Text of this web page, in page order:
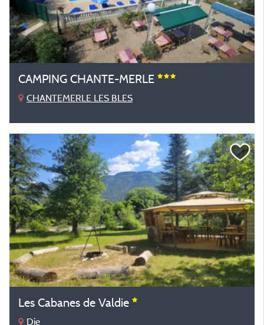
CAMPING CHANTE-MERLE
CHANTEMERLE LES BLES
Les Cabanes de Valdie
Die